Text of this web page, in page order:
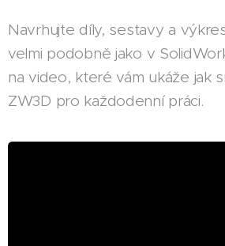
Navrhujte díly, sestavy a
velmi podobně jako v
na video, které vám ukáže jak
ZW3D pro každodenní práci.